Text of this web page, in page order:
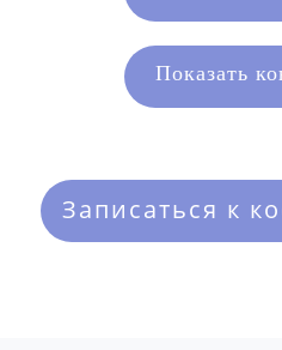
Показать
Записаться к